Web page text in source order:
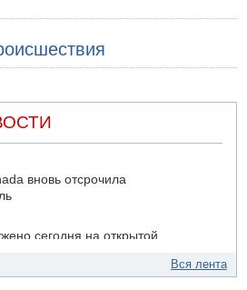
вновь отсрочила
сегодня на открытой
Вся лента